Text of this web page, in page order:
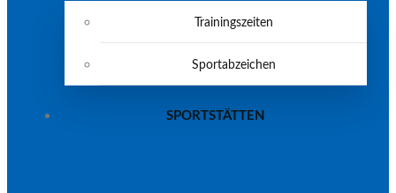
Trainingszeiten
Sportabzeichen
SPORTSTÄTTEN